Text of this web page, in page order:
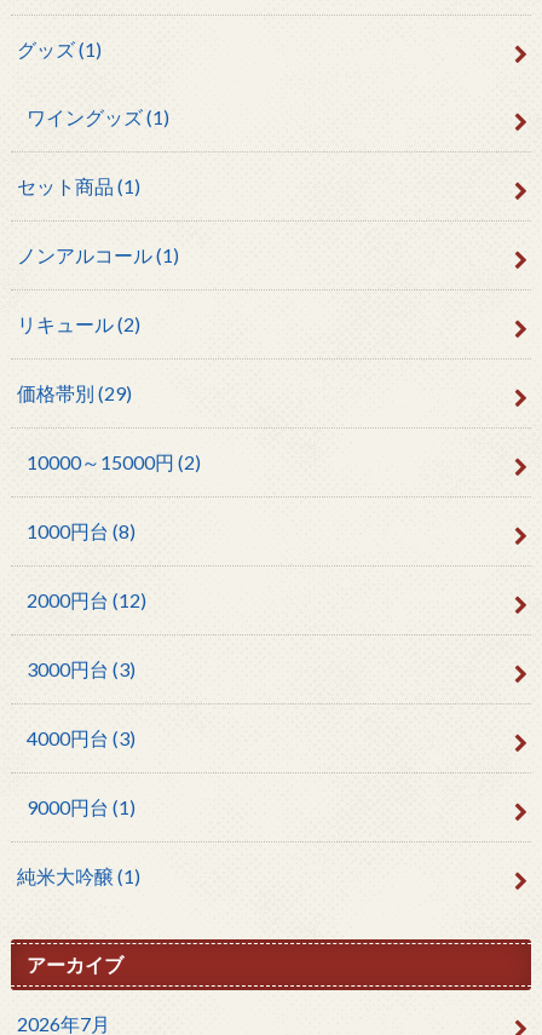
グッズ(1)
ワイングッズ(1)
セット商品 (1)
ノンアルコール(1)
リキュール(2)
価格帯別 (29)
10000～15000円 (2)
1000円台 (8)
2000円台 (12)
3000円台 (3)
4000円台 (3)
9000円台 (1)
純米大吟醸 (1)
アーカイブ
2026年7月